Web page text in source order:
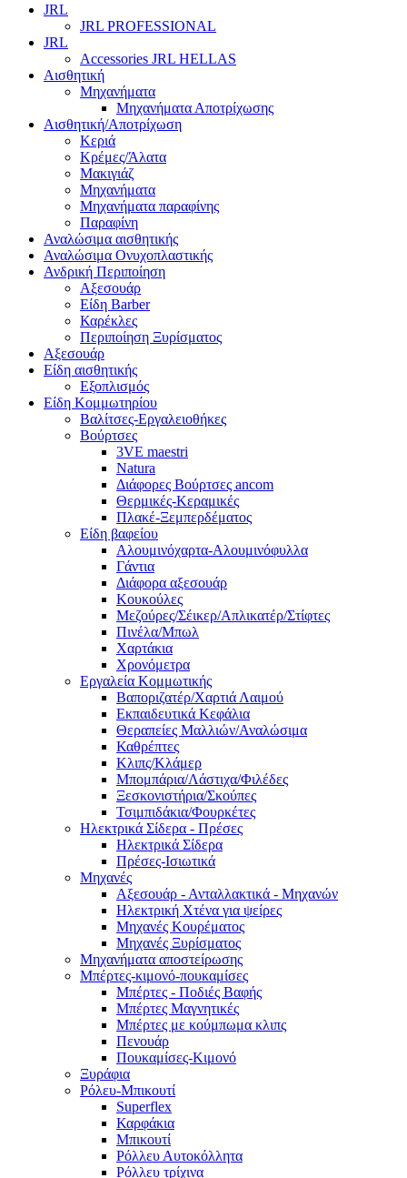
JRL
JRL PROFESSIONAL
JRL
Accessories JRL HELLAS
Αισθητική
Μηχανήματα
Μηχανήματα Αποτρίχωσης
Αισθητική/Αποτρίχωση
Κεριά
Κρέμες/Άλατα
Μακιγιάζ
Μηχανήματα
Μηχανήματα παραφίνης
Παραφίνη
Αναλώσιμα αισθητικής
Αναλώσιμα Ονυχοπλαστικής
Ανδρική Περιποίηση
Αξεσουάρ
Είδη Barber
Καρέκλες
Περιποίηση Ξυρίσματος
Αξεσουάρ
Είδη αισθητικής
Εξοπλισμός
Είδη Κομμωτηρίου
Βαλίτσες-Εργαλειοθήκες
Βούρτσες
3VE maestri
Natura
Διάφορες Βούρτσες ancom
Θερμικές-Κεραμικές
Πλακέ-Ξεμπερδέματος
Είδη βαφείου
Αλουμινόχαρτα-Αλουμινόφυλλα
Γάντια
Διάφορα αξεσουάρ
Κουκούλες
Μεζούρες/Σέικερ/Απλικατέρ/Στίφτες
Πινέλα/Μπωλ
Χαρτάκια
Χρονόμετρα
Εργαλεία Κομμωτικής
Βαποριζατέρ/Χαρτιά Λαιμού
Εκπαιδευτικά Κεφάλια
Θεραπείες Μαλλιών/Αναλώσιμα
Καθρέπτες
Κλιπς/Κλάμερ
Μπομπάρια/Λάστιχα/Φιλέδες
Ξεσκονιστήρια/Σκούπες
Τσιμπιδάκια/Φουρκέτες
Ηλεκτρικά Σίδερα - Πρέσες
Ηλεκτρικά Σίδερα
Πρέσες-Ισιωτικά
Μηχανές
Αξεσουάρ - Ανταλλακτικά - Μηχανών
Ηλεκτρική Χτένα για ψείρες
Μηχανές Κουρέματος
Μηχανές Ξυρίσματος
Μηχανήματα αποστείρωσης
Μπέρτες-κιμονό-πουκαμίσες
Μπέρτες - Ποδιές Βαφής
Μπέρτες Μαγνητικές
Μπέρτες με κούμπωμα κλιπς
Πενουάρ
Πουκαμίσες-Κιμονό
Ξυράφια
Ρόλευ-Μπικουτί
Superflex
Καρφάκια
Μπικουτί
Ρόλλευ Αυτοκόλλητα
Ρόλλευ τρίχινα